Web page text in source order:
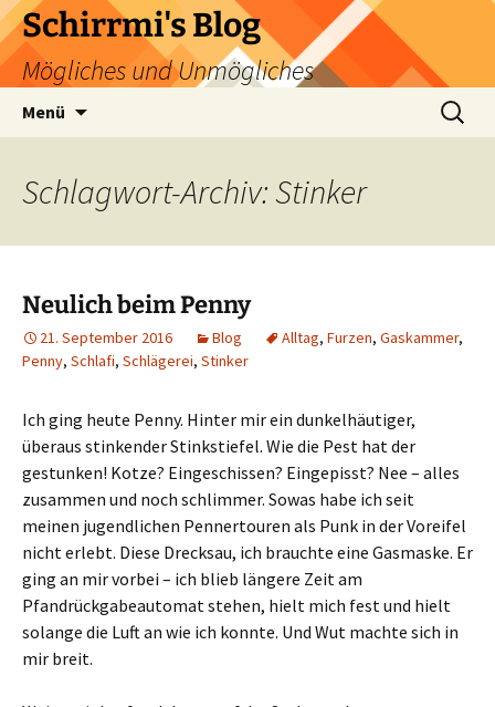
Zum
Inhalt
springen
Schirrmi's Blog
Mögliches und Unmögliches
Menü
Suchen
nach:
Schlagwort-Archiv: Stinker
Neulich beim Penny
21. September 2016 Blog Alltag, Furzen, Gaskammer,
Penny, Schlafi, Schlägerei, Stinker
Ich ging heute Penny. Hinter mir ein dunkelhäutiger,
überaus stinkender Stinkstiefel. Wie die Pest hat der
gestunken! Kotze? Eingeschissen? Eingepisst? Nee – alles
zusammen und noch schlimmer. Sowas habe ich seit
meinen jugendlichen Pennertouren als Punk in der Voreifel
nicht erlebt. Diese Drecksau, ich brauchte eine Gasmaske. Er
ging an mir vorbei – ich blieb längere Zeit am
Pfandrückgabeautomat stehen, hielt mich fest und hielt
solange die Luft an wie ich konnte. Und Wut machte sich in
mir breit.